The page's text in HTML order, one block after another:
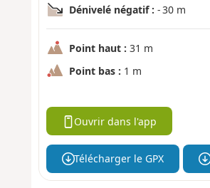
Dénivelé négatif : - 30 m
Point haut : 31 m
Point bas : 1 m
Ouvrir dans l'app
Télécharger le GPX